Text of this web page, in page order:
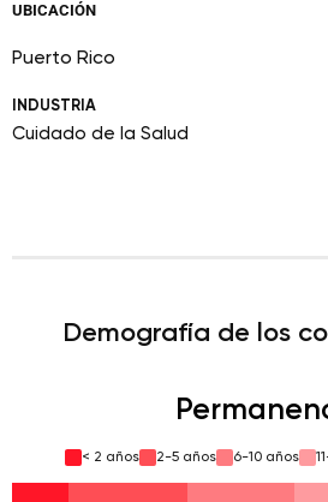
INDUSTRIA
Cuidado de la Salud
UBICACIÓN
Puerto Rico
Demografía de los
< 2 años 2-5 años 6-10 años